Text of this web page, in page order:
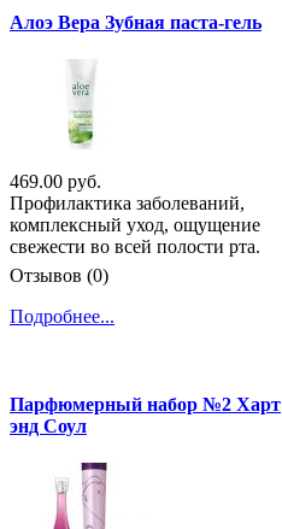
Алоэ Вера Зубная паста-гель
469.00 руб.
Профилактика заболеваний,
комплексный уход, ощущение
свежести во всей полости рта.
Отзывов (0)
Подробнее...
Парфюмерный набор №2 Харт
энд Соул